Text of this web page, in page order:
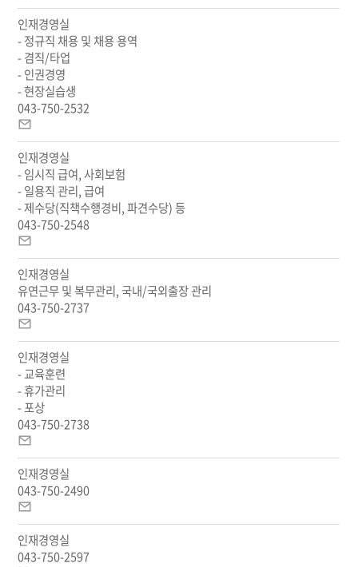
메
일
인재경영실
- 정규직 채용 및 채용 용역
- 겸직/타업
- 인권경영
- 현장실습생
043-750-2532
메
일
인재경영실
- 임시직 급여, 사회보험
- 일용직 관리, 급여
- 제수당(직책수행경비, 파견수당) 등
043-750-2548
메
일
인재경영실
유연근무 및 복무관리, 국내/국외출장 관리
043-750-2737
메
일
인재경영실
- 교육훈련
- 휴가관리
- 포상
043-750-2738
메
일
인재경영실
043-750-2490
메
일
인재경영실
043-750-2597